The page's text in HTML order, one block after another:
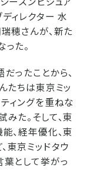
ィレクター 水
穂さんが、新た
た。
ったことから、
たちは東京ミッ
ィングを重ねな
た。そして、東
、経年優化、東
東京ミッドタウ
葉として挙がっ